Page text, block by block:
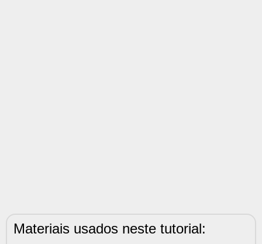
Materiais usados neste tutorial: